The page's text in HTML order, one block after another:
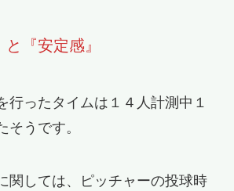
と『安定感』
ったタイムは１４人計測中１
そうです。
関しては、ピッチャーの投球時